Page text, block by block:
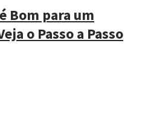
Bom para um
o Passo a Passo